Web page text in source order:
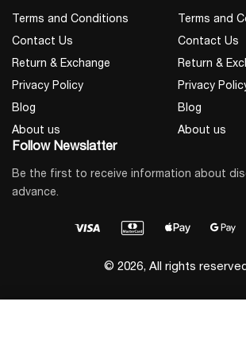
AC როზეტები
Standard)
USB პორტები
დამუხტვა
1 x 15W Max.
დამუხტვის
Terms and Conditions
Contact Us
Return & Exchange
Privacy Policy
Blog
About us
Terms and
Contact Us
Return &
Privacy
Blog
About us
Follow Newslatter
Be the first to receive information about
advance.
© 2026, All rights